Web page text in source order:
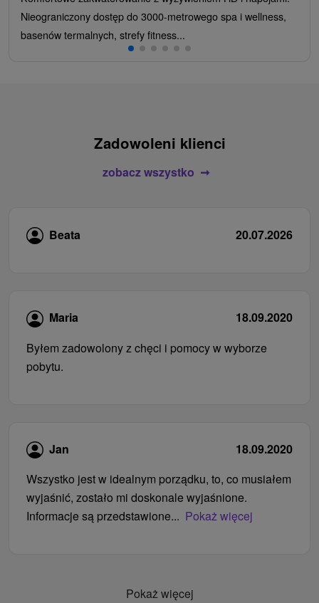
Nieograniczony dostęp do 3000-metrowego spa i wellness,
basenów termalnych, strefy fitness...
Zadowoleni klienci
zobacz wszystko
Beata 20.07.2026
Maria
18.09.2020
Byłem zadowolony z chęci i pomocy w wyborze
pobytu.
Jan
18.09.2020
Wszystko jest w idealnym porządku, to, co musiałem
wyjaśnić, zostało mi doskonale wyjaśnione.
Informacje są przedstawione... Pokaż więcej
Pokaż więcej